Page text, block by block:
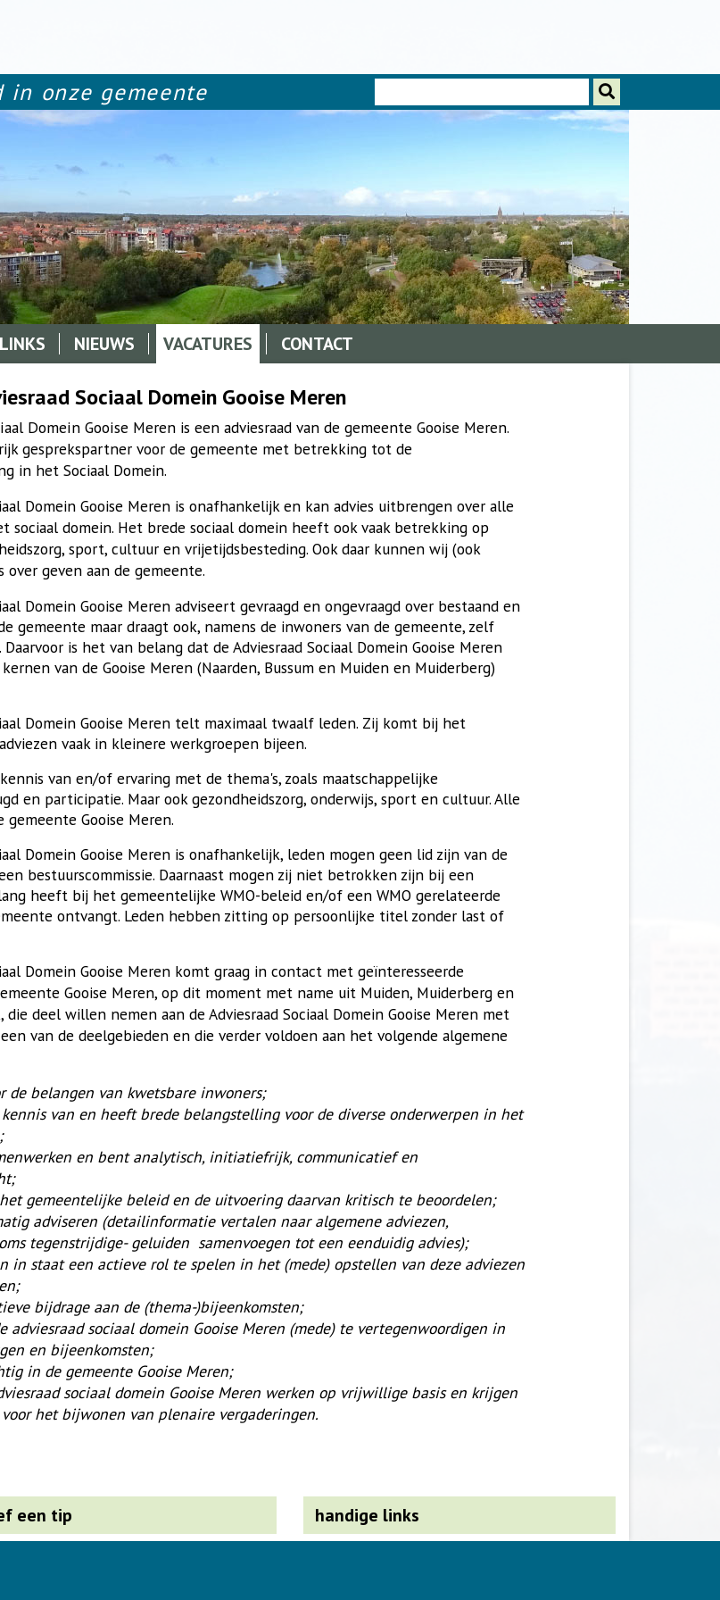
inhoud
onze gemeente
NIEUWS VACATURES CONTACT
Sociaal Domein Gooise Meren
Domein Gooise Meren is een adviesraad van de gemeente Gooise Meren.
gesprekspartner voor de gemeente met betrekking tot de
in het Sociaal Domein.
Domein Gooise Meren is onafhankelijk en kan advies uitbrengen over alle
sociaal domein. Het brede sociaal domein heeft ook vaak betrekking op
sport, cultuur en vrijetijdsbesteding. Ook daar kunnen wij (ook
over geven aan de gemeente.
Domein Gooise Meren adviseert gevraagd en ongevraagd over bestaand en
gemeente maar draagt ook, namens de inwoners van de gemeente, zelf
Daarvoor is het van belang dat de Adviesraad Sociaal Domein Gooise Meren
van de Gooise Meren (Naarden, Bussum en Muiden en Muiderberg)
Domein Gooise Meren telt maximaal twaalf leden. Zij komt bij het
vaak in kleinere werkgroepen bijeen.
van en/of ervaring met de thema's, zoals maatschappelijke
en participatie. Maar ook gezondheidszorg, onderwijs, sport en cultuur.Alle
Gooise Meren.
Domein Gooise Meren is onafhankelijk, leden mogen geen lid zijn van de
bestuurscommissie. Daarnaast mogen zij niet betrokken zijn bij een
heeft bij het gemeentelijke WMO-beleid en/of een WMO gerelateerde
ontvangt. Leden hebben zitting op persoonlijke titel zonder last of
Domein Gooise Meren komt graag in contact met geïnteresseerde
Gooise Meren, op dit moment met name uit Muiden, Muiderberg en
die deel willen nemen aan de Adviesraad Sociaal Domein Gooise Meren met
van de deelgebieden en die verder voldoen aan het volgende algemene
de belangen van kwetsbare inwoners;
van en heeft brede belangstelling voor de diverse onderwerpen in het
en bent analytisch, initiatiefrijk, communicatief en
gemeentelijke beleid en de uitvoering daarvan kritisch te beoordelen;
adviseren (detailinformatie vertalen naar algemene adviezen,
tegenstrijdige- geluiden samenvoegen tot een eenduidig advies);
in staat een actieve rol te spelen in het (mede) opstellen van deze adviezen
bijdrage aan de (thema-)bijeenkomsten;
adviesraad sociaal domein Gooise Meren (mede) te vertegenwoordigen in
en bijeenkomsten;
in de gemeente Gooise Meren;
sociaal domein Gooise Meren werken op vrijwillige basis en krijgen
het bijwonen van plenaire vergaderingen.
een tip handige links